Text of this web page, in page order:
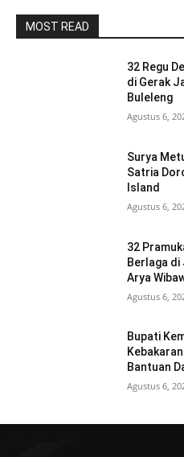
MOST READ
32 Regu
di Gerak
Buleleng
Agustus 6,
Surya
Satria
Island
Agustus 6,
32
Berlaga di
Arya
Agustus 6,
Bupati
Bantuan
Agustus 6,